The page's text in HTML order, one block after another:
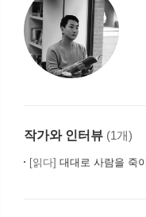
작가와 인터뷰 (1개)
[읽다] 대대로 사람을 죽